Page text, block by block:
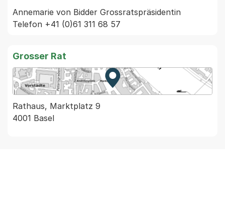
Annemarie von Bidder Grossratspräsidentin
Telefon +41 (0)61 311 68 57
Grosser Rat
Zur Karte von MapBS.
Externer Link, wird in einem
Rathaus, Marktplatz 9
4001 Basel